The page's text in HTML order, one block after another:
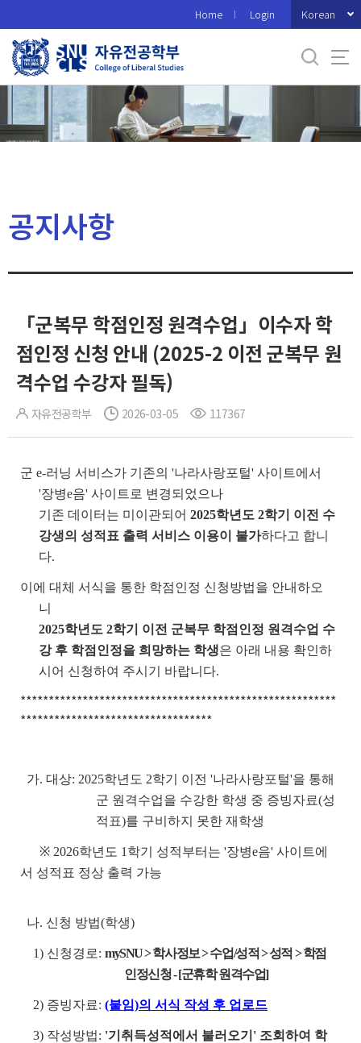
로
메
Home Login Korean
공지사항
「군복무 학점인정 원격수업」이수자 학
점인정 신청 안내 (2025-2 이전 군복무 원
격수업 수강자 필독)
자유전공학부 2026-03-05 117367
군 e-러닝 서비스가 기존의 '나라사랑포털' 사이트에서
'장병e음' 사이트로 변경되었으나
기존 데이터는 미이관되어 2025학년도 2학기 이전 수
강생의 성적표 출력 서비스 이용이 불가하다고 합니
다.
이에 대체 서식을 통한 학점인정 신청방법을 안내하오
니
2025학년도 2학기 이전 군복무 학점인정 원격수업 수
강 후 학점인정을 희망하는 학생은 아래 내용 확인하
시어 신청하여 주시기 바랍니다.
********************************************************
**********************************
가. 대상: 2025학년도 2학기 이전 '나라사랑포털'을 통해
군 원격수업을 수강한 학생 중 증빙자료(성
적표)를 구비하지 못한 재학생
※ 2026학년도 1학기 성적부터는 '장병e음' 사이트에
서 성적표 정상 출력 가능
나. 신청 방법(학생)
1) 신청경로: mySNU > 학사정보 > 수업/성적 > 성적 > 학점
인정신청 - [군휴학 원격수업]
2) 증빙자료: (붙임)의 서식 작성 후 업로드
3) 작성방법: '기취득성적에서 불러오기' 조회하여 학